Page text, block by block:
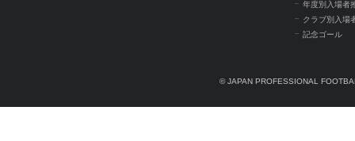
年度別入場者
クラブ別入場
記念ゴール
© JAPAN PROFESSIONAL